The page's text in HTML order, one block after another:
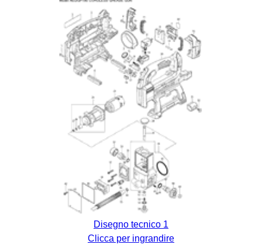
Disegno tecnico 1
Clicca per ingrandire